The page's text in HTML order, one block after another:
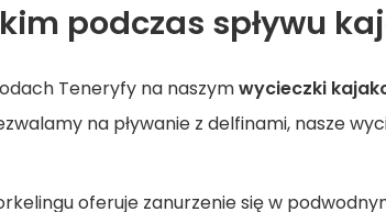
podczas spływu
Teneryfy na naszymwycieczki
na pływanie z delfinami, nasze
oferuje zanurzenie się w